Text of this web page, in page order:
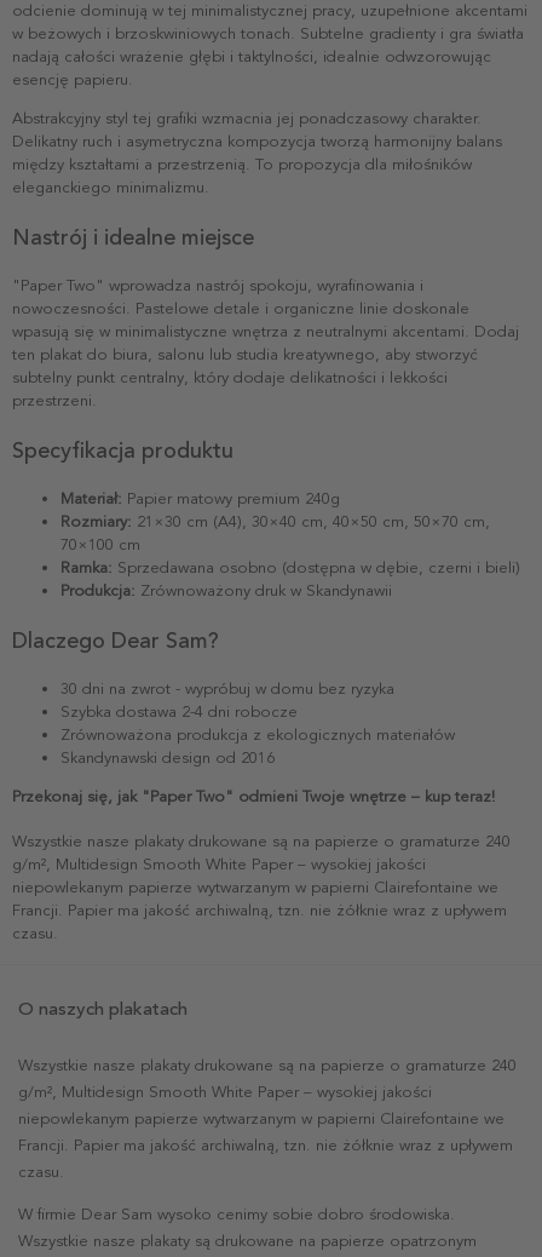
odcienie dominują w tej minimalistycznej pracy, uzupełnione akcentami
w beżowych i brzoskwiniowych tonach. Subtelne gradienty i gra światła
nadają całości wrażenie głębi i taktylności, idealnie odwzorowując
esencję papieru.
Abstrakcyjny styl tej grafiki wzmacnia jej ponadczasowy charakter.
Delikatny ruch i asymetryczna kompozycja tworzą harmonijny balans
między kształtami a przestrzenią. To propozycja dla miłośników
eleganckiego minimalizmu.
Nastrój i idealne miejsce
"Paper Two" wprowadza nastrój spokoju, wyrafinowania i
nowoczesności. Pastelowe detale i organiczne linie doskonale
wpasują się w minimalistyczne wnętrza z neutralnymi akcentami. Dodaj
ten plakat do biura, salonu lub studia kreatywnego, aby stworzyć
subtelny punkt centralny, który dodaje delikatności i lekkości
przestrzeni.
Specyfikacja produktu
Materiał: Papier matowy premium 240g
Rozmiary: 21×30 cm (A4), 30×40 cm, 40×50 cm, 50×70 cm,
70×100 cm
Ramka: Sprzedawana osobno (dostępna w dębie, czerni i bieli)
Produkcja: Zrównoważony druk w Skandynawii
Dlaczego Dear Sam?
30 dni na zwrot - wypróbuj w domu bez ryzyka
Szybka dostawa 2-4 dni robocze
Zrównoważona produkcja z ekologicznych materiałów
Skandynawski design od 2016
Przekonaj się, jak "Paper Two" odmieni Twoje wnętrze – kup teraz!
Wszystkie nasze plakaty drukowane są na papierze o gramaturze 240
g/m², Multidesign Smooth White Paper – wysokiej jakości
niepowlekanym papierze wytwarzanym w papierni Clairefontaine we
Francji. Papier ma jakość archiwalną, tzn. nie żółknie wraz z upływem
czasu.
O naszych plakatach
Wszystkie nasze plakaty drukowane są na papierze o gramaturze 240
g/m², Multidesign Smooth White Paper – wysokiej jakości
niepowlekanym papierze wytwarzanym w papierni Clairefontaine we
Francji. Papier ma jakość archiwalną, tzn. nie żółknie wraz z upływem
czasu.
W firmie Dear Sam wysoko cenimy sobie dobro środowiska.
Wszystkie nasze plakaty są drukowane na papierze opatrzonym